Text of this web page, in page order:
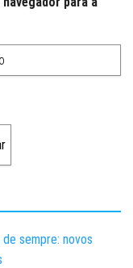
sempre: novos